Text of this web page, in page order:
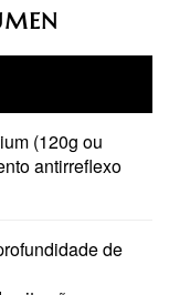
(120g ou
antirreflexo
de